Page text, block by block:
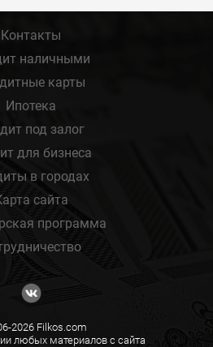
Контакты
наличными
карты
Ипотека
под залог
для бизнеса
в городах
сайта
программа
2026 Filkos.com
любых материалов с сайта